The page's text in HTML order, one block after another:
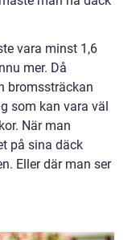
vara minst 1,6
mer. Då
bromssträckan
som kan vara väl
När man
på sina däck
Eller där man ser